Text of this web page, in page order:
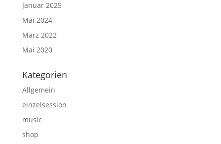
Januar 2025
Mai 2024
März 2022
Mai 2020
Kategorien
Allgemein
einzelsession
music
shop